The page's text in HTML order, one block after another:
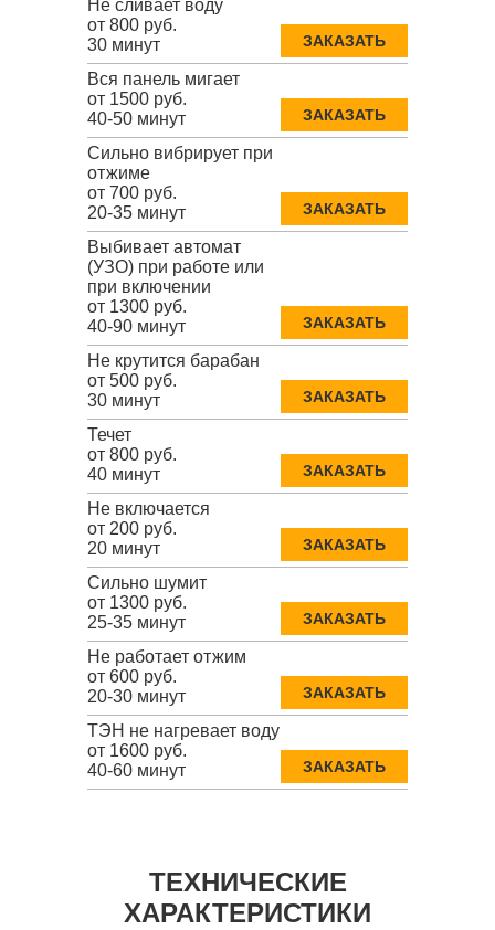
Не сливает воду
от 800 руб.
30 минут
ЗАКАЗАТЬ
Вся панель мигает
от 1500 руб.
40-50 минут
ЗАКАЗАТЬ
Сильно вибрирует при
отжиме
от 700 руб.
20-35 минут
ЗАКАЗАТЬ
Выбивает автомат
(УЗО) при работе или
при включении
от 1300 руб.
40-90 минут
ЗАКАЗАТЬ
Не крутится барабан
от 500 руб.
30 минут
ЗАКАЗАТЬ
Течет
от 800 руб.
40 минут
ЗАКАЗАТЬ
Не включается
от 200 руб.
20 минут
ЗАКАЗАТЬ
Сильно шумит
от 1300 руб.
25-35 минут
ЗАКАЗАТЬ
Не работает отжим
от 600 руб.
20-30 минут
ЗАКАЗАТЬ
ТЭН не нагревает воду
от 1600 руб.
40-60 минут
ЗАКАЗАТЬ
ТЕХНИЧЕСКИЕ
ХАРАКТЕРИСТИКИ